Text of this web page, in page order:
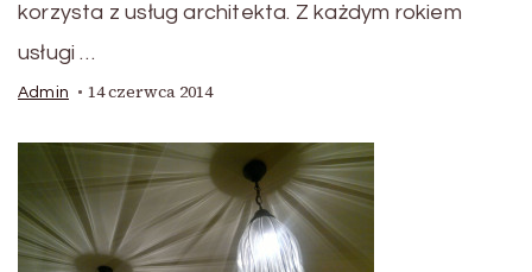
korzysta z usług architekta. Z każdym rokiem
usługi …
Admin 14 czerwca 2014